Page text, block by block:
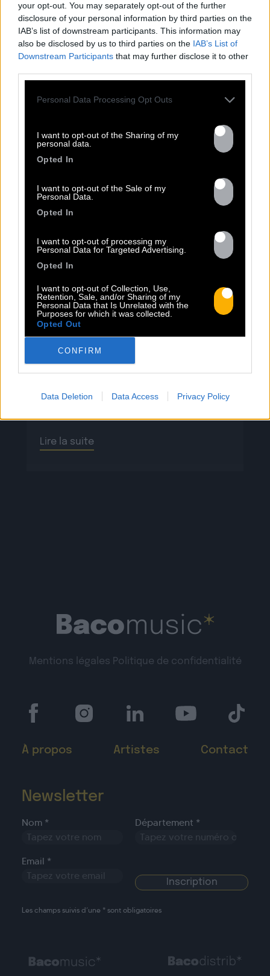
your opt-out. You may separately opt-out of the further
disclosure of your personal information by third parties on the
IAB’s list of downstream participants. This information may
also be disclosed by us to third parties on the IAB’s List of
Downstream Participants that may further disclose it to other
Personal Data Processing Opt Outs
I want to opt-out of the Sharing of my
personal data.
Opted In
I want to opt-out of the Sale of my
Personal Data.
Opted In
I want to opt-out of processing my
Personal Data for Targeted Advertising.
Opted In
I want to opt-out of Collection, Use,
Retention, Sale, and/or Sharing of my
Personal Data that Is Unrelated with the
Purposes for which it was collected.
Opted Out
CONFIRM
Data Deletion Data Access Privacy Policy
TOUTES LES
ACTUS
13.07
PEET SORT UN NOUVEAU CLIP !
« Entre Nous » enfin mis en image :
portrait d’une virilité vacillante. Réalisé
par Rob Knudsen (Caba & JeanJass,
le suit dans son rituel. Il s’habille, enfile
son chapeau. Les gestes sont précis,
Lire la suite
Previous
Mentions légales Politique de confidentialité
À propos Artistes Contact
Newsletter
Nom * Département *
Email *
Les champs suivis d’une * sont obligatoires